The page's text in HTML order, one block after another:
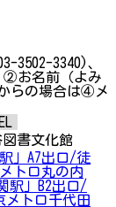
3502-3340)、
②お名前（よみ
らの場合は④メ
書文化館
」A7出口/徒
ロ丸の内
駅」B2出口/
ロ千代田